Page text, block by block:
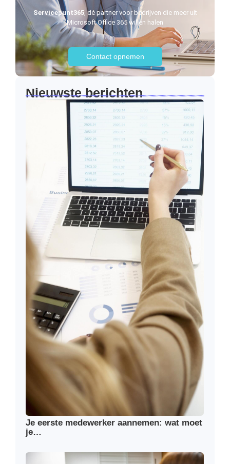
Servicepunt365, dé partner voor bedrijven die meer uit
Microsoft Office 365 willen halen
Contact opnemen
Nieuwste berichten
Je eerste medewerker aannemen: wat moet
je…